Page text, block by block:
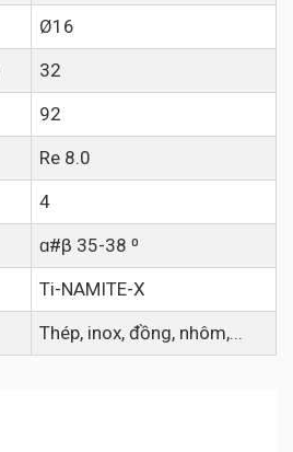
Ø16
32
92
Re 8.0
4
ɑ#β 35-38 ⁰
Ti-NAMITE-X
Thép, inox, đồng, nhôm,...